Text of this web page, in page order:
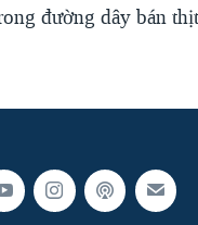
đường dây bán